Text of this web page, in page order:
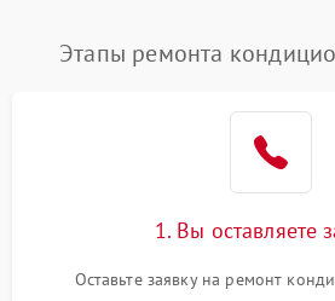
Неисправность
2000 ₽
1500 ₽
Повреждение корпуса 1000 ₽
Этапы ремонта
1. Вы оставляете
Оставьте заявку на ремонт